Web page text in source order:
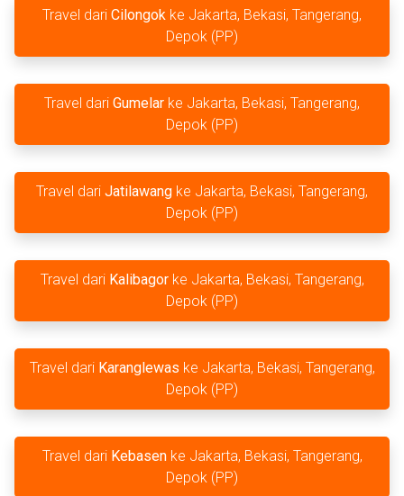
Travel dari Cilongok ke Jakarta, Bekasi, Tangerang,
Depok (PP)
Travel dari Gumelar ke Jakarta, Bekasi, Tangerang,
Depok (PP)
Travel dari Jatilawang ke Jakarta, Bekasi, Tangerang,
Depok (PP)
Travel dari Kalibagorke Jakarta, Bekasi, Tangerang,
Depok (PP)
Travel dari Karanglewas ke Jakarta, Bekasi, Tangerang,
Depok (PP)
Travel dari Kebasenke Jakarta, Bekasi, Tangerang,
Depok (PP)